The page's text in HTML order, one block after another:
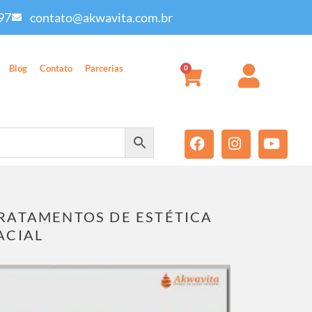
contato@akwavita.com.br
Blog Contato Parcerias 0
DE ESTÉTICA